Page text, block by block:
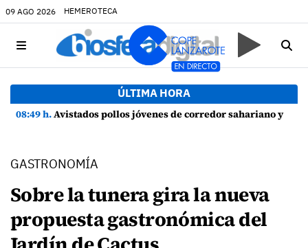
09 AGO 2026 HEMEROTECA
ÚLTIMA HORA
08:49 h.Avistados pollos jóvenes de corredor sahariano y episodios de cortejo de hubara cerca del rally de Lanzarote
GASTRONOMÍA
Sobre la tunera gira la nueva
propuesta gastronómica del